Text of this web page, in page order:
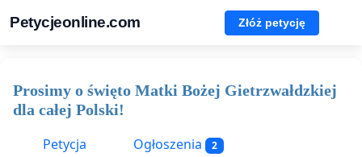
Petycjeonline.com Złóż petycję
Prosimy o święto Matki Bożej Gietrzwałdzkiej
dla całej Polski!
Petycja
Ogłoszenia 2